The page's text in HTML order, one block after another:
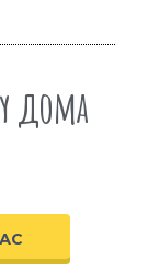
дома